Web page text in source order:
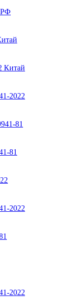
РФ
Китай
2022
81
81
2022
2022